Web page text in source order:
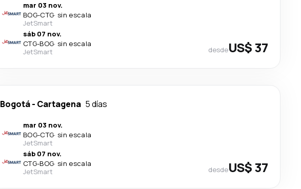
mar 03 nov.
BOG-CTG· sin escala
JetSmart
sáb 07 nov.
CTG-BOG· sin escala
JetSmart
desdeUS$ 37
Bogotá- Cartagena 5 días
mar 03 nov.
BOG-CTG· sin escala
JetSmart
sáb 07 nov.
CTG-BOG· sin escala
JetSmart
desdeUS$ 37